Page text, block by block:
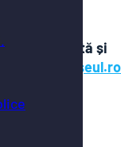
fi facută și
Ghișeul.ro